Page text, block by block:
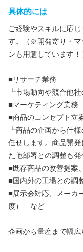
具体的には
ご経験やスキルに応
す。（※開発寄り・マ
ンも用意しています！
■リサーチ業務
┗市場動向や競合他
■マーケティング業務
■商品のコンセプト立
┗商品の企画から仕
任せします。商品開
た他部署との調整も発
■既存商品の改善提案
■国内外の工場との調
■展示会対応、メーカ
度） など
企画から量産まで幅広